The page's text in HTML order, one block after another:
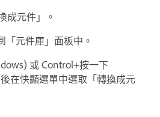
成元件」。
「元件庫」面板中。
或 Control+按一下
在快顯選單中選取「轉換成元